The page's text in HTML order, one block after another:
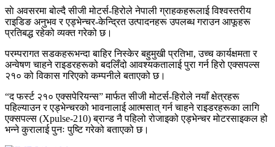
साे अवसरमा बोल्दै सीजी मोटर्स-हिरोले नेपाली ग्राहकहरूलाई विश्वस्तरीय
राइडिङ अनुभव र एड्भेन्चर-केन्द्रित उत्पादनहरू उपलब्ध गराउन आफूहरू
प्रतिबद्ध रहेको व्यक्त गरेको छ।
परम्परागत सडकहरूभन्दा बाहिर निस्केर बहुमुखी प्रतिभा, उच्च कार्यक्षमता र
अन्वेषण चाहने राइडरहरूको बदलिँदो आवश्यकतालाई पुरा गर्न हिरो एक्सपल्स
२१० को विकास गरिएको कम्पनीले बताएको छ।
“द फर्स्ट २१० एक्सपेरियन्स” मार्फत सीजी मोटर्स-हिरोले नयाँ क्षेत्रहरू
पहिल्याउन र एड्भेन्चरको भावनालाई आत्मसात् गर्न चाहने राइडरहरूका लागि
एक्सपल्स (Xpulse-210) ब्रान्ड नै पहिलो रोजाइको एड्भेन्चर मोटरसाइकल हो
भन्ने कुरालाई पुनः पुष्टि गरेको बताएको छ।